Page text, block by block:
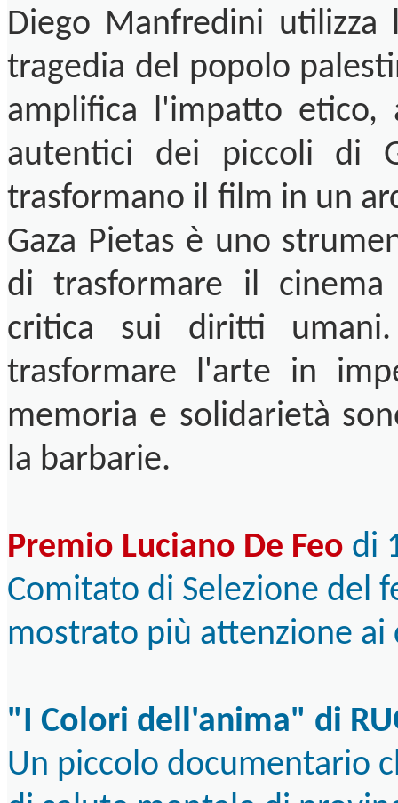
Diego Manfredini utilizza
tragedia del popolo
amplifica l'impatto etico,
autentici dei piccoli di
trasformano il film in un
Gaza Pietas è uno
di trasformare il
critica sui diritti
trasformare l'arte in
memoria e solidarietà
la barbarie.
Premio Luciano De Feo di
Comitato di Selezione del
mostrato più attenzione
"I Colori dell'anima" di
Un piccolo documentario